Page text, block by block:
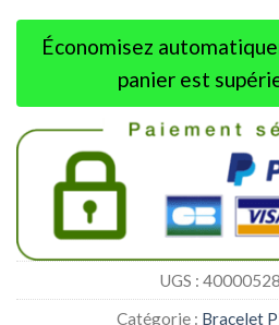
Économisez
panier est
UGS :
Catégorie : Bracelet